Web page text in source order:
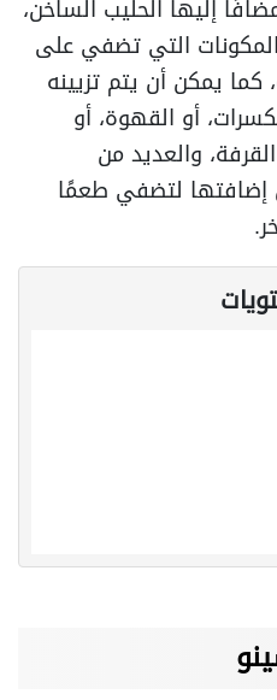
إليها الحليب الساخن،
التي تضفي على
كما يمكن أن يتم تزيينه
أو القهوة، أو
والعديد من
إضافتها لتضفي طعمًا